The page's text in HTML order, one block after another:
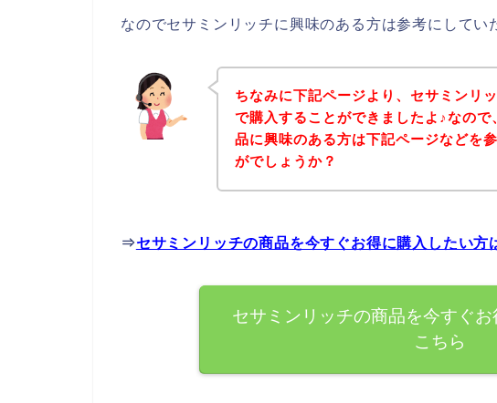
なのでセサミンリッチに興味のある方は参考にしてい
ちなみに下記ページより、セサミンリ
で購入することができましたよ♪なので
品に興味のある方は下記ページなどを
がでしょうか？
⇒セサミンリッチの商品を今すぐお得に購入したい方
セサミンリッチの商品を今すぐ
こちら